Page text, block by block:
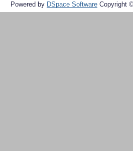
Powered by DSpace Software Copyright